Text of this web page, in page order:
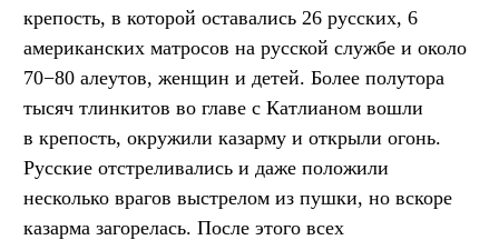
крепость, в которой оставались 26 русских, 6
американских матросов на русской службе и около
70−80 алеутов, женщин и детей. Более полутора
тысяч тлинкитов во главе с Катлианом вошли
в крепость, окружили казарму и открыли огонь.
Русские отстреливались и даже положили
несколько врагов выстрелом из пушки, но вскоре
казарма загорелась. После этого всех